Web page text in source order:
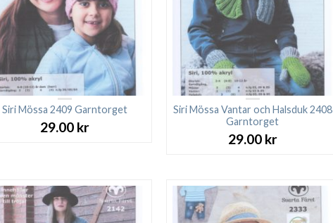
Siri Mössa 2409 Garntorget
29.00 kr
Siri Mössa Vantar och Halsduk 2408
Garntorget
29.00 kr